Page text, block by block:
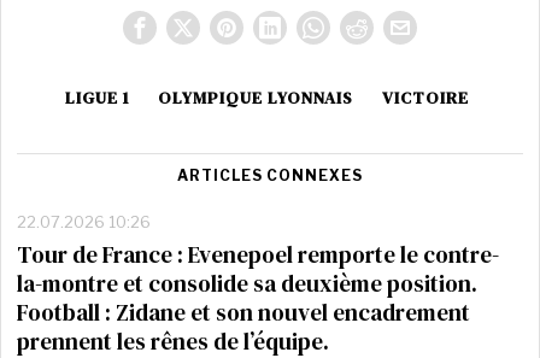
LIGUE 1 OLYMPIQUE LYONNAIS VICTOIRE
ARTICLES CONNEXES
22.07.2026 10:26
Tour de France : Evenepoel remporte le contre-
la-montre et consolide sa deuxième position.
Football : Zidane et son nouvel encadrement
prennent les rênes de l’équipe.